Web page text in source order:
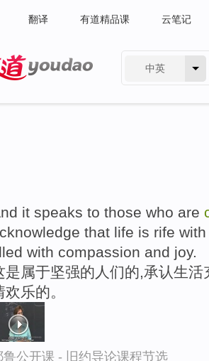
翻译 有道精品课 云笔记
中英
it speaks to those who are
that life is rife
with compassion and joy.
是属于坚强的人们的,承认生
欢乐的。
鲁公开课 - 旧约导论课程节选